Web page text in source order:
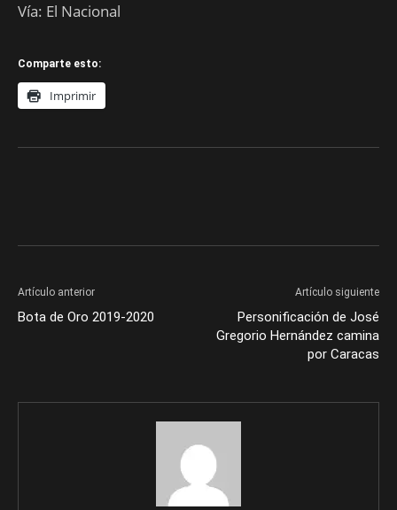
Vía: El Nacional
Comparte esto:
Imprimir
Artículo anterior
Bota de Oro 2019-2020
Artículo siguiente
Personificación de José
Gregorio Hernández camina
por Caracas